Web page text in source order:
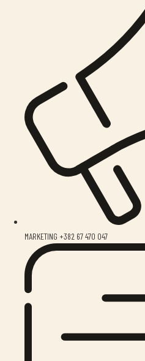
MARKETING +382 67 470 047